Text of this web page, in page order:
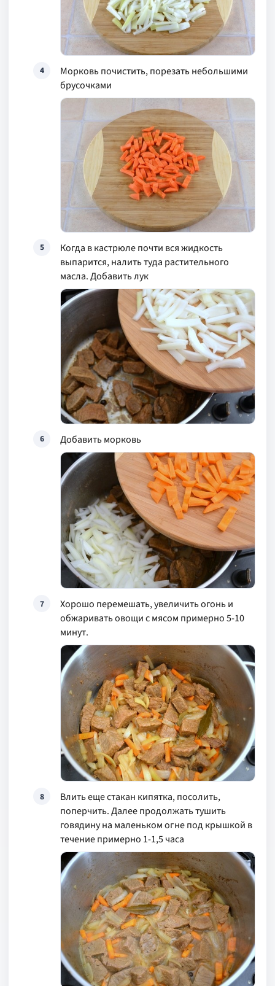
4
Морковь почистить, порезать небольшими
брусочками
5
Когда в кастрюле почти вся жидкость
выпарится, налить туда растительного
масла. Добавить лук
6 Добавить морковь
7
Хорошо перемешать, увеличить огонь и
обжаривать овощи с мясом примерно 5-10
минут.
8
Влить еще стакан кипятка, посолить,
поперчить. Далее продолжать тушить
говядину на маленьком огне под крышкой в
течение примерно 1-1,5 часа